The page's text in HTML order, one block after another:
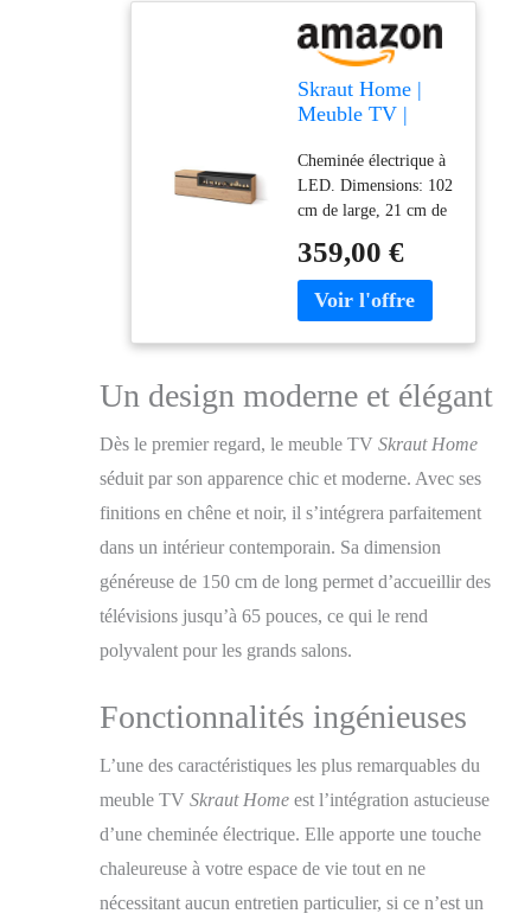
Skraut Home |
Meuble TV |
Grand Espace de
Rangement |
150x45x35cm |
pour Les TV
jusqu'à 65" |
Cheminée
électrique | Style
Moderne | Chêne
Cheminée électrique à
LED. Dimensions: 102
cm de large, 21 cm de
incroyablement
réaliste. Pas de risque
de brûlure car il n'y a
34w. Comprend une
télécommande et 3
niveaux d'intensité.
espace de rangement
pour vos appareils
rabattable. Dimensions
du module: 102 cm. de
largeur, 45 cm. de
profondeur. Couleur
veinage du bois poreux
au touché de haute
qualité. Meuble TV
capacité de rangement.
Dimensions du
hauteur, 35 cm. de
359,00 €
Un design moderne et élégant
Dès le premier regard, le meuble TV Skraut Home
séduit par son apparence chic et moderne. Avec ses
finitions en chêne et noir, il s’intégrera parfaitement
dans un intérieur contemporain. Sa dimension
généreuse de 150 cm de long permet d’accueillir des
télévisions jusqu’à 65 pouces, ce qui le rend
polyvalent pour les grands salons.
Fonctionnalités ingénieuses
L’une des caractéristiques les plus remarquables du
meuble TV Skraut Home est l’intégration astucieuse
d’une cheminée électrique. Elle apporte une touche
chaleureuse à votre espace de vie tout en ne
nécessitant aucun entretien particulier, si ce n’est un